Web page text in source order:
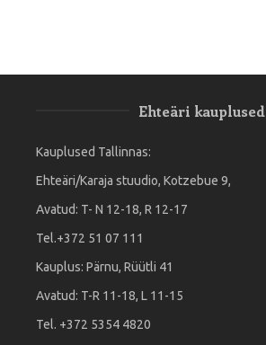
Ehteäri kauplused
Kauplused Tallinnas:
Ehteäri/Karaja stuudio, Kotzebue 9,
Avatud: T- N 12-18, R 12-17
Tel.+372 51 07 111
Kauplus: Pärnu, Rüütli 41
Avatud: T-R 11-18, L 11-15
Tel. +372 5354 4820